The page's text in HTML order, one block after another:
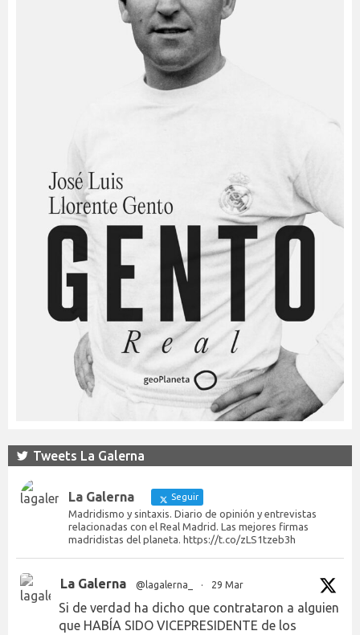
Tweets La Galerna
La Galerna Seguir
Madridismo y sintaxis. Diario de opinión y entrevistas
relacionadas con el Real Madrid. Las mejores firmas
madridistas del planeta. https://t.co/zLS1tzeb3h
La Galerna @lagalerna_ · 29 Mar
Si de verdad ha dicho que contrataron a alguien
que HABÍA SIDO VICEPRESIDENTE de los